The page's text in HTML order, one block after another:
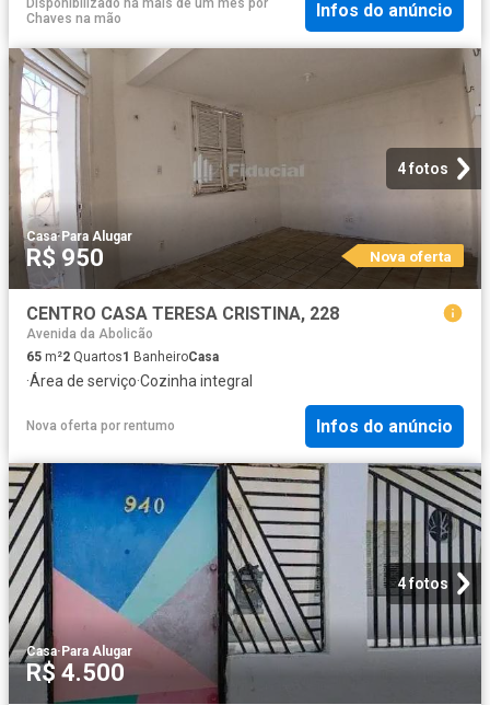
Chaves na mão
Infos do anúncio
4 fotos
Casa·Para Alugar
R$ 950 Nova oferta
CENTRO CASA TERESA CRISTINA, 228
Avenida da Abolicão
65 m²2 Quartos1 BanheiroCasa
·Área de serviço·Cozinha integral
Nova oferta por rentumo Infos do anúncio
4 fotos
Casa· Para Alugar
R$ 4.500